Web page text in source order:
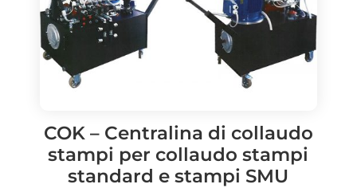
COK – Centralina di collaudo
stampi per collaudo stampi
standard e stampi SMU